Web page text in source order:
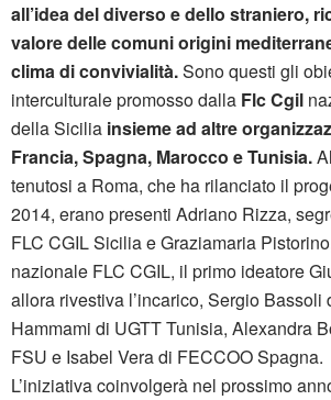
all’idea del diverso e dello straniero,
valore delle comuni origini
clima di convivialità.Sono questi gli
interculturale promosso dalla Flc Cgil
della Sicilia insieme ad altre
Francia, Spagna, Marocco e Tunisia.
tenutosi a Roma, che ha rilanciato il
2014, erano presenti Adriano Rizza,
FLC CGIL Sicilia e Graziamaria
nazionale FLC CGIL, il primo ideatore
allora rivestiva l’incarico, Sergio Bassoli
Hammami di UGTT Tunisia, Alexandra
FSU e Isabel Vera di FECCOO Spagna.
L’iniziativa coinvolgerà nel prossimo